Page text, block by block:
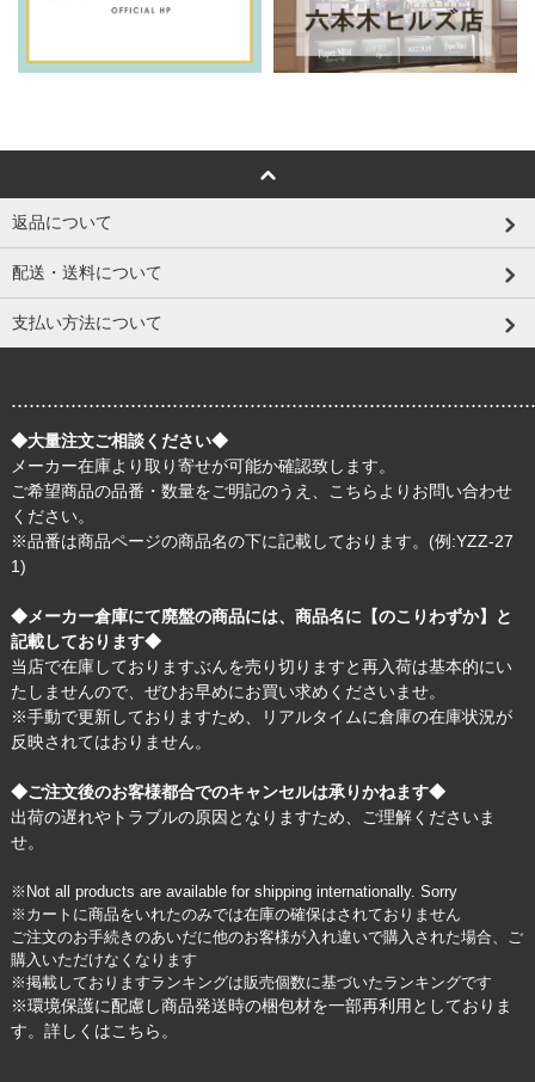
返品について
配送・送料について
支払い方法について
◆大量注文ご相談ください◆
メーカー在庫より取り寄せが可能か確認致します。
ご希望商品の品番・数量をご明記のうえ、
こちら よりお問い合わせ
ください。
※品番は商品ページの商品名の下に記載しております。(例:YZZ-27
1)
◆メーカー倉庫にて廃盤の商品には、商品名に【のこりわずか】と
記載しております◆
当店で在庫しておりますぶんを売り切りますと再入荷は基本的にい
たしませんので、ぜひお早めにお買い求めくださいませ。
※手動で更新しておりますため、リアルタイムに倉庫の在庫状況が
反映されてはおりません。
◆ご注文後のお客様都合でのキャンセルは承りかねます◆
出荷の遅れやトラブルの原因となりますため、ご理解くださいま
せ。
※Not all products are available for shipping internationally. Sorry
※カートに商品をいれたのみでは在庫の確保はされておりません
ご注文のお手続きのあいだに他のお客様が入れ違いで購入された場合、ご
購入いただけなくなります
※掲載しておりますランキングは販売個数に基づいたランキングです
※環境保護に配慮し商品発送時の梱包材を一部再利用としておりま
す。詳しくはこちら 。